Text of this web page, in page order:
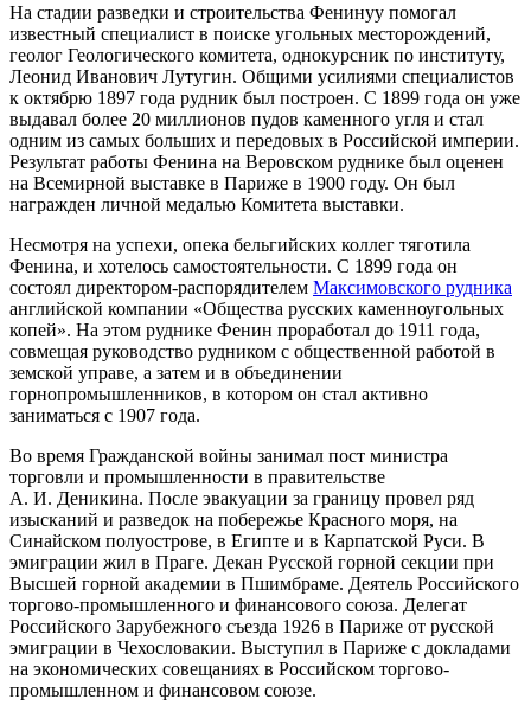
На стадии разведки и строительства Фенинуу помогал
известный специалист в поиске угольных месторождений,
геолог Геологического комитета, однокурсник по институту,
Леонид Иванович Лутугин. Общими усилиями специалистов
к октябрю 1897 года рудник был построен. С 1899 года он уже
выдавал более 20 миллионов пудов каменного угля и стал
одним из самых больших и передовых в Российской империи.
Результат работы Фенина на Веровском руднике был оценен
на Всемирной выставке в Париже в 1900 году. Он был
награжден личной медалью Комитета выставки.
Несмотря на успехи, опека бельгийских коллег тяготила
Фенина, и хотелось самостоятельности. С 1899 года он
состоял директором-распорядителем Максимовского рудника
английской компании «Общества русских каменноугольных
копей». На этом руднике Фенин проработал до 1911 года,
совмещая руководство рудником с общественной работой в
земской управе, а затем и в объединении
горнопромышленников, в котором он стал активно
заниматься с 1907 года.
Во время Гражданской войны занимал пост министра
торговли и промышленности в правительстве
А. И. Деникина. После эвакуации за границу провел ряд
изысканий и разведок на побережье Красного моря, на
Синайском полуострове, в Египте и в Карпатской Руси. В
эмиграции жил в Праге. Декан Русской горной секции при
Высшей горной академии в Пшимбраме. Деятель Российского
торгово-промышленного и финансового союза. Делегат
Российского Зарубежного съезда 1926 в Париже от русской
эмиграции в Чехословакии. Выступил в Париже с докладами
на экономических совещаниях в Российском торгово-
промышленном и финансовом союзе.